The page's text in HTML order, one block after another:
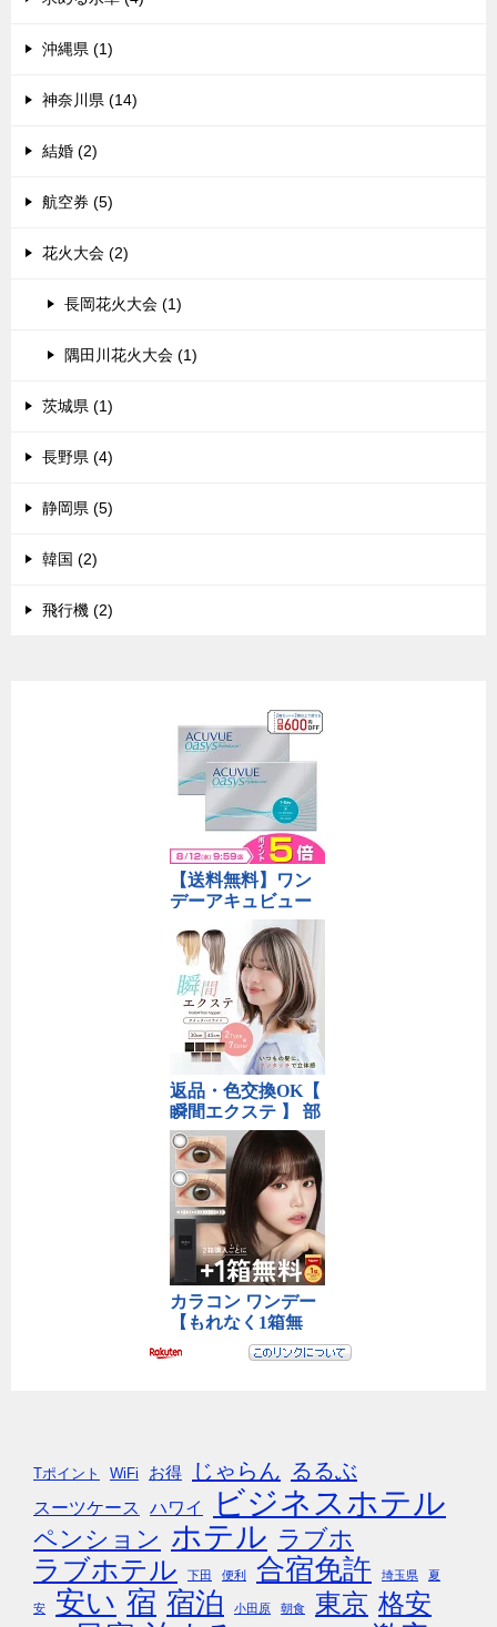
沖縄県 (1)
神奈川県 (14)
結婚 (2)
航空券 (5)
花火大会 (2)
長岡花火大会 (1)
隅田川花火大会 (1)
茨城県 (1)
長野県 (4)
静岡県 (5)
韓国 (2)
飛行機 (2)
Tポイント WiFi お得 じゃらん るるぶ
スーツケース ハワイ ビジネスホテル
ペンション ホテル ラブホ
ラブホテル 下田 便利 合宿免許 埼玉県 夏
安 安い 宿 宿泊 小田原 朝食 東京 格安